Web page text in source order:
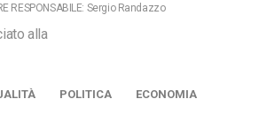
RESPONSABILE: Sergio Randazzo
alla
POLITICA ECONOMIA